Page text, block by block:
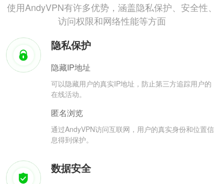
使用AndyVPN有许多优势，涵盖隐私保护、安全性、
访问权限和网络性能等方面
隐私保护
隐藏IP地址
可以隐藏用户的真实IP地址，防止第三方追踪用户的
在线活动。
匿名浏览
通过AndyVPN访问互联网，用户的真实身份和位置信
息得到保护。
数据安全